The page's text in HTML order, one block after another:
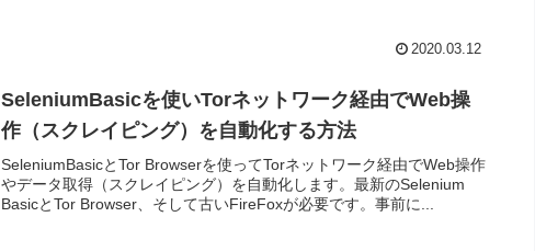
2020.03.12
SeleniumBasicを使いTorネットワーク経由でWeb操
作（スクレイピング）を自動化する方法
SeleniumBasicとTor Browserを使ってTorネットワーク経由でWeb操作
やデータ取得（スクレイピング）を自動化します。最新のSelenium
BasicとTor Browser、そして古いFireFoxが必要です。事前に...